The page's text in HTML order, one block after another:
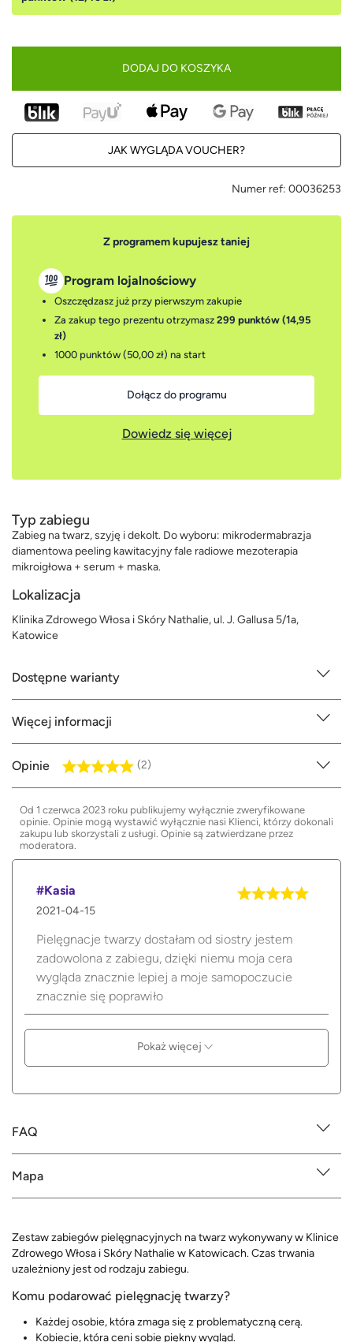
DODAJ DO KOSZYKA
JAK WYGLĄDA VOUCHER?
Numer ref: 00036253
Z programem kupujesz taniej
Program lojalnościowy
Oszczędzasz już przy pierwszym zakupie
Za zakup tego prezentu otrzymasz 299 punktów (14,95
zł)
1000 punktów (50,00 zł) na start
Dołącz do programu
Dowiedz się więcej
Typ zabiegu
Zabieg na twarz, szyję i dekolt. Do wyboru: mikrodermabrazja
diamentowa peeling kawitacyjny fale radiowe mezoterapia
mikroigłowa + serum + maska.
Lokalizacja
Klinika Zdrowego Włosa i Skóry Nathalie, ul. J. Gallusa 5/1a,
Katowice
Dostępne warianty
Więcej informacji
Opinie (2)
Od 1 czerwca 2023 roku publikujemy wyłącznie zweryfikowane
opinie. Opinie mogą wystawić wyłącznie nasi Klienci, którzy dokonali
zakupu lub skorzystali z usługi. Opinie są zatwierdzane przez
moderatora.
#Kasia
2021-04-15
Pielęgnacje twarzy dostałam od siostry jestem
zadowolona z zabiegu, dzięki niemu moja cera
wygląda znacznie lepiej a moje samopoczucie
znacznie się poprawiło
Pokaż więcej
FAQ
Mapa
Zestaw zabiegów pielęgnacyjnych na twarz wykonywany w Klinice
Zdrowego Włosa i Skóry Nathalie w Katowicach. Czas trwania
uzależniony jest od rodzaju zabiegu.
Komu podarować pielęgnację twarzy?
Każdej osobie, która zmaga się z problematyczną cerą.
Kobiecie, która ceni sobie piękny wygląd.